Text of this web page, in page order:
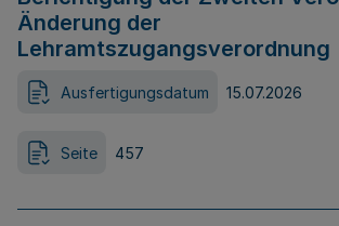
Änderung der
Lehramtszugangsverordnung
Ausfertigungsdatum 15.07.2026
Seite 457